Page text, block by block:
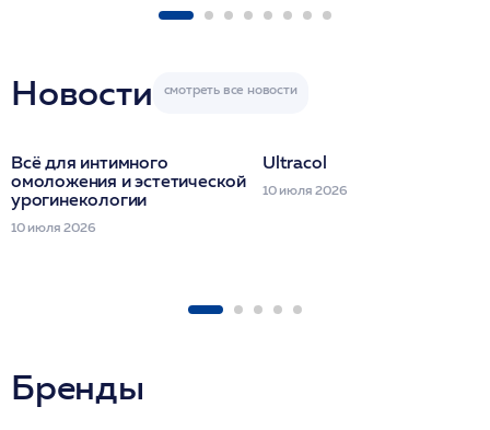
Новости
Всё для интимного
омоложения и эстетической
урогинекологии
10 июля 2026
Ultracol
10 июля 2026
Бренды